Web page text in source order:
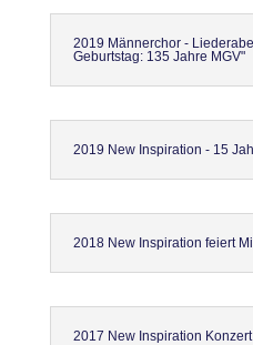
2019 Männerchor -
Geburtstag: 135 Jahre MGV"
2019 New Inspiration - 15
2018 New Inspiration feiert
2017 New Inspiration